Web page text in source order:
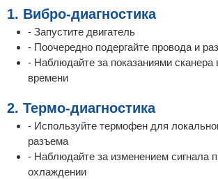
1. Вибро-диагностика
- Запустите двигатель
- Поочередно подергайте провода и
- Наблюдайте за показаниями сканера
времени
2. Термо-диагностика
- Используйте термофен для
разъема
- Наблюдайте за изменением сигнала
охлаждении